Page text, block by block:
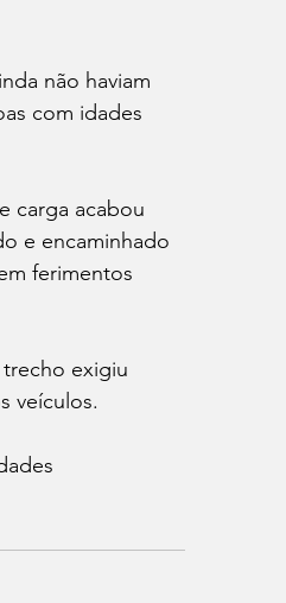
não haviam
com idades
carga acabou
e encaminhado
ferimentos
exigiu
veículos.